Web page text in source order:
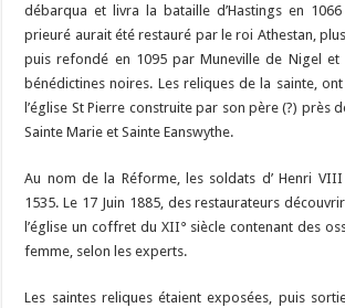
débarqua et livra la bataille d’Hastings en
prieuré aurait été restauré par le roi Athestan,
puis refondé en 1095 par Muneville de Nigel
bénédictines noires. Les reliques de la sainte,
l’église St Pierre construite par son père (?) près
Sainte Marie et Sainte Eanswythe.
Au nom de la Réforme, les soldats d’ Henri VIII
1535. Le 17 Juin 1885, des restaurateurs
l’église un coffret du XII° siècle contenant des
femme, selon les experts.
Les saintes reliques étaient exposées, puis